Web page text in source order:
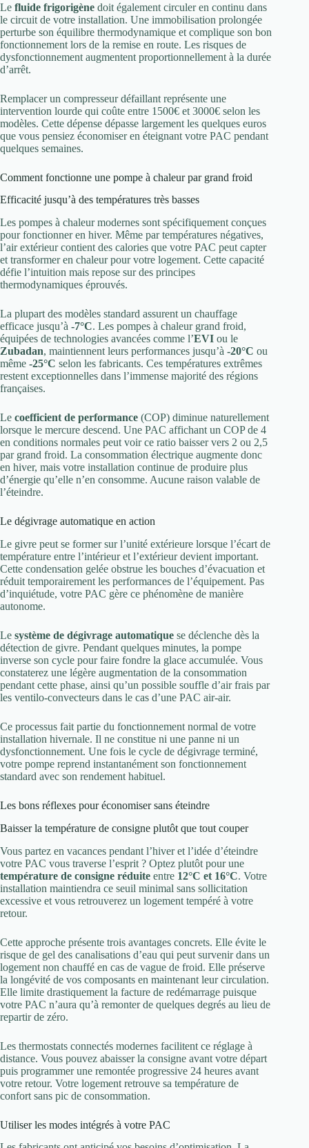
Le fluide frigorigène doit également circuler en continu dans
le circuit de votre installation. Une immobilisation prolongée
perturbe son équilibre thermodynamique et complique son bon
fonctionnement lors de la remise en route. Les risques de
dysfonctionnement augmentent proportionnellement à la durée
d’arrêt.
Remplacer un compresseur défaillant représente une
intervention lourde qui coûte entre 1500€ et 3000€ selon les
modèles. Cette dépense dépasse largement les quelques euros
que vous pensiez économiser en éteignant votre PAC pendant
quelques semaines.
Comment fonctionne une pompe à chaleur par grand froid
Efficacité jusqu’à des températures très basses
Les pompes à chaleur modernes sont spécifiquement conçues
pour fonctionner en hiver. Même par températures négatives,
l’air extérieur contient des calories que votre PAC peut capter
et transformer en chaleur pour votre logement. Cette capacité
défie l’intuition mais repose sur des principes
thermodynamiques éprouvés.
La plupart des modèles standard assurent un chauffage
efficace jusqu’à -7°C. Les pompes à chaleur grand froid,
équipées de technologies avancées comme l’EVI ou le
Zubadan, maintiennent leurs performances jusqu’à -20°C ou
même -25°C selon les fabricants. Ces températures extrêmes
restent exceptionnelles dans l’immense majorité des régions
françaises.
Le coefficient de performance (COP) diminue naturellement
lorsque le mercure descend. Une PAC affichant un COP de 4
en conditions normales peut voir ce ratio baisser vers 2 ou 2,5
par grand froid. La consommation électrique augmente donc
en hiver, mais votre installation continue de produire plus
d’énergie qu’elle n’en consomme. Aucune raison valable de
l’éteindre.
Le dégivrage automatique en action
Le givre peut se former sur l’unité extérieure lorsque l’écart de
température entre l’intérieur et l’extérieur devient important.
Cette condensation gelée obstrue les bouches d’évacuation et
réduit temporairement les performances de l’équipement. Pas
d’inquiétude, votre PAC gère ce phénomène de manière
autonome.
Le système de dégivrage automatique se déclenche dès la
détection de givre. Pendant quelques minutes, la pompe
inverse son cycle pour faire fondre la glace accumulée. Vous
constaterez une légère augmentation de la consommation
pendant cette phase, ainsi qu’un possible souffle d’air frais par
les ventilo-convecteurs dans le cas d’une PAC air-air.
Ce processus fait partie du fonctionnement normal de votre
installation hivernale. Il ne constitue ni une panne ni un
dysfonctionnement. Une fois le cycle de dégivrage terminé,
votre pompe reprend instantanément son fonctionnement
standard avec son rendement habituel.
Les bons réflexes pour économiser sans éteindre
Baisser la température de consigne plutôt que tout couper
Vous partez en vacances pendant l’hiver et l’idée d’éteindre
votre PAC vous traverse l’esprit ? Optez plutôt pour une
température de consigne réduite entre 12°C et 16°C. Votre
installation maintiendra ce seuil minimal sans sollicitation
excessive et vous retrouverez un logement tempéré à votre
retour.
Cette approche présente trois avantages concrets. Elle évite le
risque de gel des canalisations d’eau qui peut survenir dans un
logement non chauffé en cas de vague de froid. Elle préserve
la longévité de vos composants en maintenant leur circulation.
Elle limite drastiquement la facture de redémarrage puisque
votre PAC n’aura qu’à remonter de quelques degrés au lieu de
repartir de zéro.
Les thermostats connectés modernes facilitent ce réglage à
distance. Vous pouvez abaisser la consigne avant votre départ
puis programmer une remontée progressive 24 heures avant
votre retour. Votre logement retrouve sa température de
confort sans pic de consommation.
Utiliser les modes intégrés à votre PAC